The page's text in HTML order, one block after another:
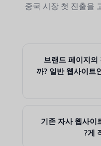
중국 시장 첫 진출을
브랜드 페이지의
까? 일반 웹사이트
기존 자사 웹사이
게